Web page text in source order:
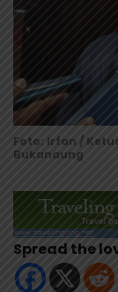
Foto: Irfan /
Bukanaung
Spread the